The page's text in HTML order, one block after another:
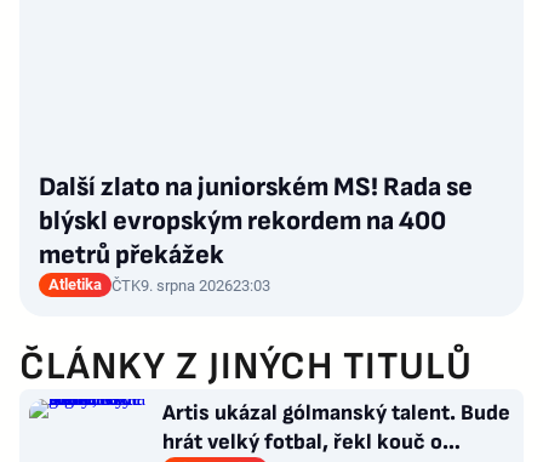
Další zlato na juniorském MS! Rada se
blýskl evropským rekordem na 400
metrů překážek
Atletika ČTK9. srpna 202623:03
ČLÁNKY Z JINÝCH TITULŮ
Artis ukázal gólmanský talent. Bude
hrát velký fotbal, řekl kouč o